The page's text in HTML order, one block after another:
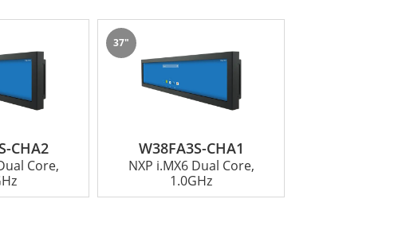
殼，可以承受充滿挑戰的環境和長期使用。這使
個絕佳的選擇。憑藉強大的英特爾處理器、強大
CHA2
Core,
W38FA3S-CHA1
37"
NXP i.MX6 Dual Core,
1.0GHz